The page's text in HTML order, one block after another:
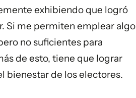
exhibiendo que logró
Si me permiten emplear algo
no suficientes para
de esto, tiene que lograr
bienestar de los electores.